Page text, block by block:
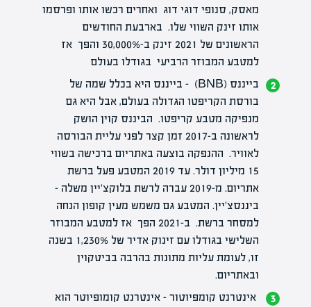
מאסק, סנופי דוגי דוג ואחרים רכשו אותו ופרסמו
אותו זינק השווי שלו. בארבעת החודשים
הראשונים של 2021 זינק ב-30,000% והפך אז
למטבע המבוזר הרביעי בגודלו בעולם
בייננס (BNB) –
בייננס היא בכלל שמה של
בורסת הקריפטו הגדולה בעולם, אבל היא גם
מנפיקה מטבע קריפטו. הביננס קוין הושק
לראשונה ב-2017 זמן קצר לפני עליית הבורסה
לאוויר. ההנפקה בוצעה באתריום ברכישה בשווי
15 מיליון דולר. עד 2019 המטבע פעל ברשת
אתריום. מ-2019 עברה לרשת בלוקצ'יין משלה –
ביננסצ'יין. המטבע גם משמש מעין קופון הנחה
למסחר ברשת. ב-2021 הפך אז למטבע המבוזר
השלישי בגודלו עם זינוק אדיר של 1,230% בשנה
זו, לעומת עליות מתונות בהרבה בביטקוין
ובאתריום.
אינטרנט קומפיוטור – אינטרנט קומופיוטר הוא